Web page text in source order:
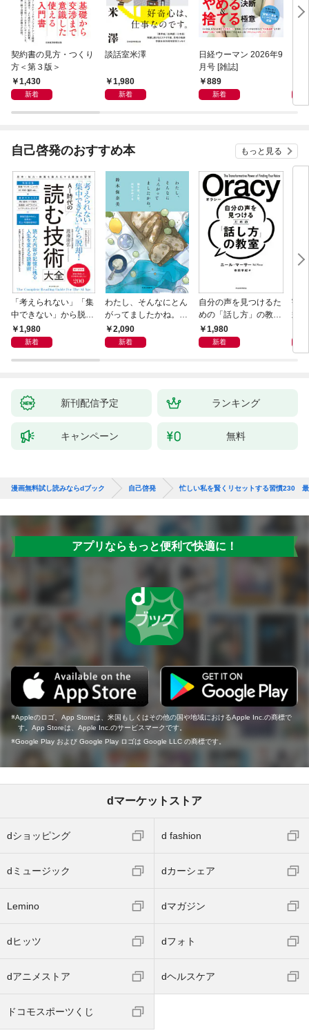
契約書の見方・つくり
方＜第３版＞
1,430
新着
談話室米澤
1,980
新着
日経ウーマン 2026年9
月号 [雑誌]
889
新着
自己啓発のおすすめ本 もっと見る
「考えられない」「集
中できない」から脱
却！ AI時代の読む技
術大全
1,980
新着
わたし、そんなにとん
がってましたかね。
獅子座、Ａ型、丙午は
めぐる
2,090
新着
自分の声を見つけるた
めの「話し方」の教
室 Ｏｒａｃｙ（オラ
シー）
1,980
新着
宇
式
新刊配信予定 ランキング
キャンペーン 無料
漫画無料試し読みならdブック 自己啓発 忙しい私を賢くリセットする習慣230
アプリならもっと便利で快適に！
Appleのロゴ、App Storeは、米国もしくはその他の国や地域におけるApple Inc.の商標で
す。App Storeは、Apple Inc.のサービスマークです。
Google Play および Google Play ロゴは Google LLC の商標です。
dマーケットストア
dショッピング d fashion
dミュージック dカーシェア
Lemino dマガジン
dヒッツ dフォト
dアニメストア dヘルスケア
ドコモスポーツくじ